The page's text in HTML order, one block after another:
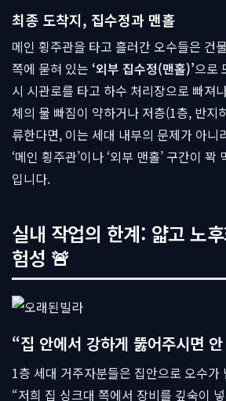
최종 도착지, 집수정과 맨홀
메인 횡주관을 타고 흘러간 오수들은 건
쪽에 묻혀 있는 ‘외부 집수정(맨홀)’으로
시 시관로를 타고 하수 처리장으로 빠져
체의 물 빠짐이 약하거나 저층(1층, 반지
류한다면, 이는 세대 내부의 문제가 아니
‘메인 횡주관’이나 ‘외부 맨홀’ 구간이
입니다.
실내 작업의 한계: 얇고 노
험성 🚨
“집 안에서 강하게 뚫어주시면
1층 세대 거주자분들은 집안으로 오수가
“저희 집 싱크대 쪽에서 장비를 깊숙이